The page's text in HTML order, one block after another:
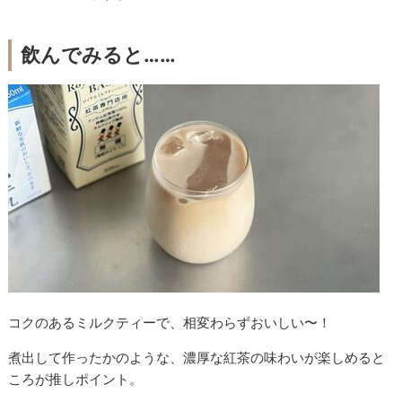
飲んでみると……
コクのあるミルクティーで、相変わらずおいしい〜！
煮出して作ったかのような、濃厚な紅茶の味わいが楽しめると
ころが推しポイント。